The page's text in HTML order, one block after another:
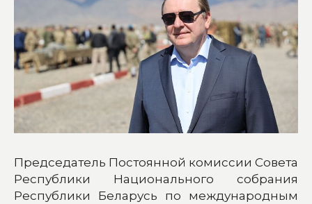
Председатель Постоянной комиссии Совета
Республики Национального собрания
Республики Беларусь по международным